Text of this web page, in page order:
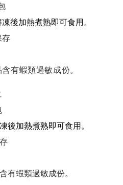
凍後加熱煮熟即可食用 。
存
有蝦類過敏成份。
後加熱煮熟即可食用 。
有蝦類過敏成份。